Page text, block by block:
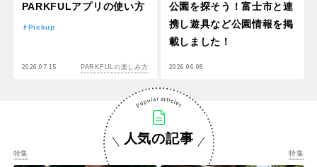
PARKFULアプリの使い方
Pickup
2026.07.15 PARKFULの楽しみ方
公園を探そう！富士市と連
携し遊具など公園情報を掲
載しました！
2026.06.08
人気の記事
特集 特集